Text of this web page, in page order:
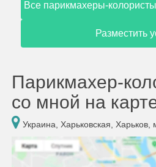
Все парикмахеры-колористы
Разместить
Парикмахер-
со мной на
Украина, Харьковская, Харьков,